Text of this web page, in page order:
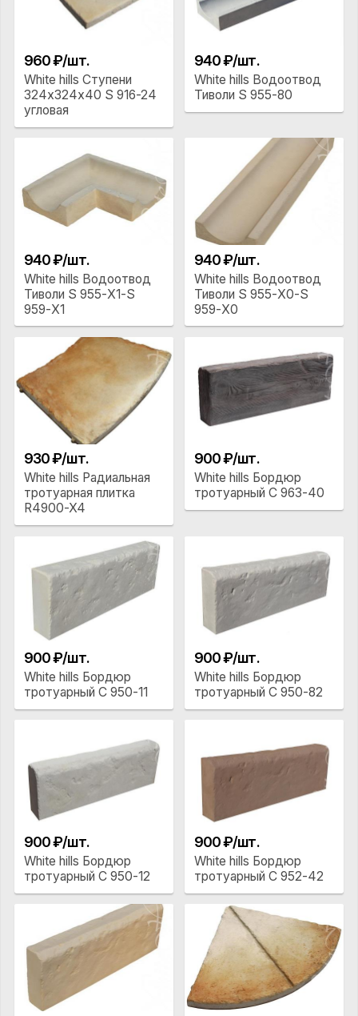
960 ₽/шт.
White hills Ступени
324x324x40 S 916-24
угловая
940 ₽/шт.
White hills Водоотвод
Тиволи S 955-80
940 ₽/шт.
White hills Водоотвод
Тиволи S 955-Х1-S
959-Х1
940 ₽/шт.
White hills Водоотвод
Тиволи S 955-Х0-S
959-Х0
930 ₽/шт.
White hills Радиальная
тротуарная плитка
R4900-X4
900 ₽/шт.
White hills Бордюр
тротуарный С 963-40
900 ₽/шт.
White hills Бордюр
тротуарный С 950-11
900 ₽/шт.
White hills Бордюр
тротуарный С 950-82
900 ₽/шт.
White hills Бордюр
тротуарный С 950-12
900 ₽/шт.
White hills Бордюр
тротуарный С 952-42